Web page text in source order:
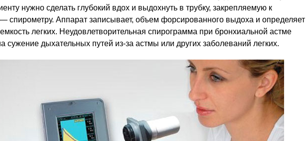
нужно сделать глубокий вдох и выдохнуть в трубку, закрепляемую к
— спирометру. Аппарат записывает, объем форсированного выдоха и определяет
легких. Неудовлетворительная спирограмма при бронхиальной астме
сужение дыхательных путей из-за астмы или других заболеваний легких.